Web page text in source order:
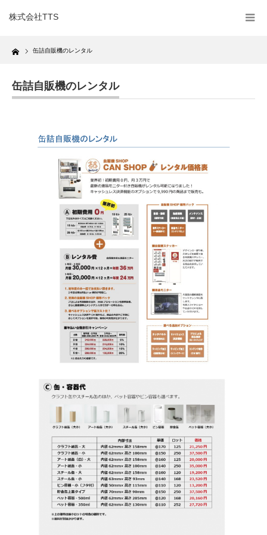
株式会社TTS
Home 缶詰自販機のレンタル
缶詰自販機のレンタル